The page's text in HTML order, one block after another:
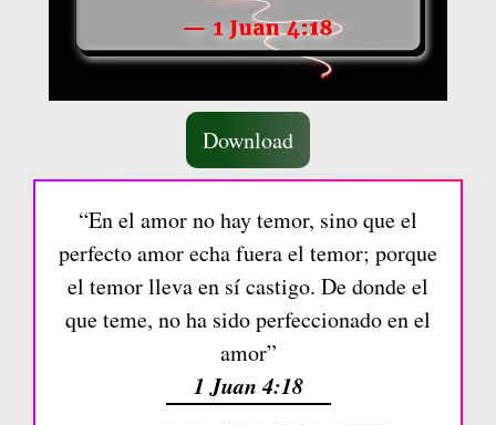
Download
“En el amor no hay temor, sino que el
perfecto amor echa fuera el temor; porque
el temor lleva en sí castigo. De donde el
que teme, no ha sido perfeccionado en el
amor”
1 Juan 4:18